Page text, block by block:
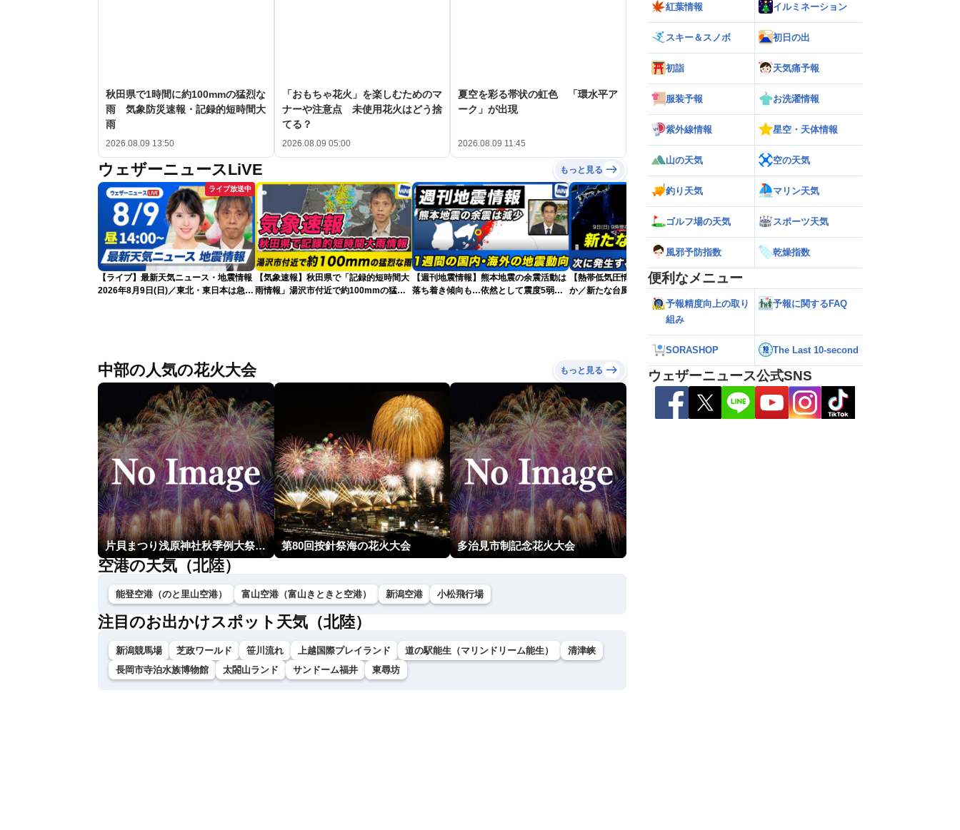
秋田県で1時間に約100mmの猛烈な
雨 気象防災速報・記録的短時間大
雨
2026.08.09 13:50
「おもちゃ花火」を楽しむためのマ
ナーや注意点 未使用花火はどう捨
てる？
2026.08.09 05:00
夏空を彩る帯状の虹色 「環水平ア
ーク」が出現
2026.08.09 11:45
ウェザーニュースLiVE もっと見る
ライブ放送中
【ライブ】最新天気ニュース・地震情報
2026年8月9日(日)／東北・東日本は急な
【気象速報】秋田県で「記録的短時間大
雨情報」湯沢市付近で約100mmの猛烈
【週刊地震情報】熊本地震の余震活動は
落ち着き傾向も…依然として震度5弱警
【熱帯低気圧情報 2026】台風16号発生
か／新たな台風発生予想 今後の進路と日
本への影響は？(9日 12時更新)
【ゲリラ雷雨情報】東北〜中国地方の広
い範囲で急な雷雨に警戒
中部の人気の花火大会 もっと見る
片貝まつり浅原神社秋季例大祭奉納大煙火 第80回按針祭海の花火大会 多治見市制記念花火大会
空港の天気（北陸）
能登空港（のと里山空港） 富山空港（富山きときと空港） 新潟空港 小松飛行場
注目のお出かけスポット天気（北陸）
新潟競馬場 芝政ワールド 笹川流れ 上越国際プレイランド 道の駅能生（マリンドリーム能生）
清津峡
長岡市寺泊水族博物館
太閤山ランド サンドーム福井 東尋坊
紅葉情報 イルミネーション
スキー＆スノボ 初日の出
初詣 天気痛予報
服装予報 お洗濯情報
紫外線情報 星空・天体情報
山の天気 空の天気
釣り天気 マリン天気
ゴルフ場の天気 スポーツ天気
風邪予防指数 乾燥指数
便利なメニュー
予報精度向上の取り
組み
予報に関するFAQ
SORASHOP The Last 10-second
ウェザーニュース公式SNS